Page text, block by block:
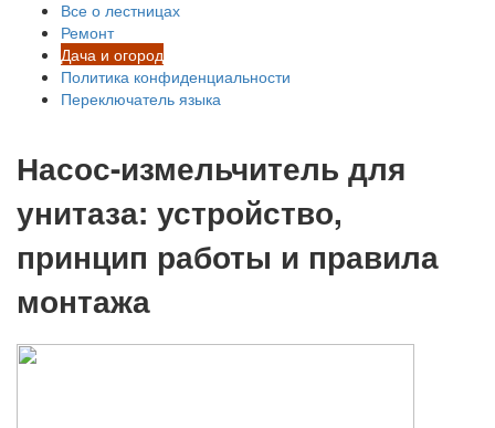
Все о лестницах
Ремонт
Дача и огород
Политика конфиденциальности
Переключатель языка
Насос-измельчитель для
унитаза: устройство,
принцип работы и правила
монтажа